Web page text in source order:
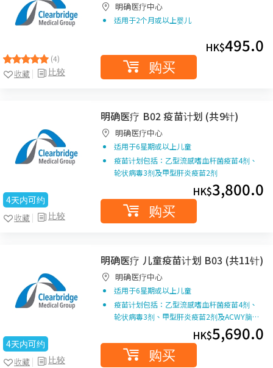
(4)
比较
收藏
明确医疗中心
适用于2个月或以上婴儿
HK$495.0
购买
4天内可约
比较
收藏
明确医疗 B02 疫苗计划 (共9针)
明确医疗中心
适用于6星期或以上儿童
疫苗计划包括：乙型流感嗜血杆菌疫苗4剂、
轮状病毒3剂及甲型肝炎疫苗2剂
HK$3,800.0
购买
4天内可约
比较
收藏
明确医疗 儿童疫苗计划 B03 (共11针)
明确医疗中心
适用于6星期或以上儿童
疫苗计划包括：乙型流感嗜血杆菌疫苗4剂、
轮状病毒3剂、甲型肝炎疫苗2剂及ACWY脑…
HK$5,690.0
购买